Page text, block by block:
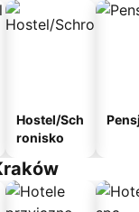
Hostel/Sch
ronisko